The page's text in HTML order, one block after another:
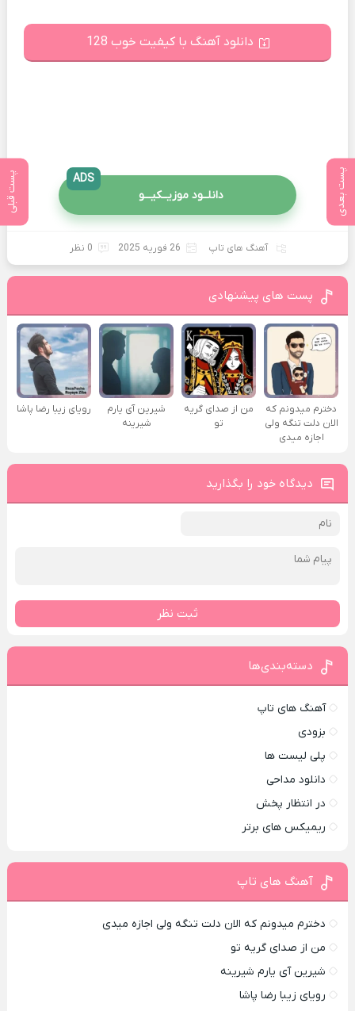
پست بعدی پست قبلی
دانلود آهنگ با کیفیت خوب 128
دانلــود موزیــکیـــو
ADS
آهنگ های تاپ 26 فوریه 2025 0 نظر
پست های پیشنهادی
دخترم میدونم که
الان دلت تنگه ولی
اجازه میدی
من از صدای گريه
تو
شیرین آی یارم
شیرینه
رویای زیبا رضا پاشا
دیدگاه خود را بگذارید
ثبت نظر
دسته‌بندی‌ها
آهنگ های تاپ
بزودی
پلی لیست ها
دانلود مداحی
در انتظار پخش
ریمیکس های برتر
آهنگ های تاپ
دخترم میدونم که الان دلت تنگه ولی اجازه میدی
من از صدای گريه تو
شیرین آی یارم شیرینه
رویای زیبا رضا پاشا